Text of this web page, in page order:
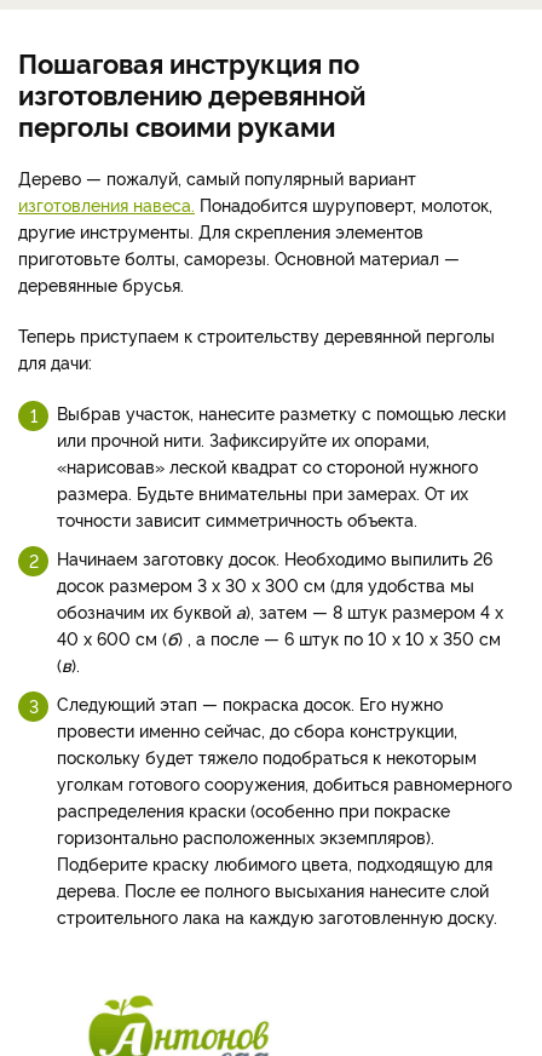
Пошаговая инструкция по
изготовлению деревянной
перголы своими руками
Дерево — пожалуй, самый популярный вариант
изготовления навеса. Понадобится шуруповерт, молоток,
другие инструменты. Для скрепления элементов
приготовьте болты, саморезы. Основной материал —
деревянные брусья.
Теперь приступаем к строительству деревянной перголы
для дачи:
Выбрав участок, нанесите разметку с помощью лески
или прочной нити. Зафиксируйте их опорами,
«нарисовав» леской квадрат со стороной нужного
размера. Будьте внимательны при замерах. От их
точности зависит симметричность объекта.
Начинаем заготовку досок. Необходимо выпилить 26
досок размером 3 х 30 х 300 см (для удобства мы
обозначим их буквой а), затем — 8 штук размером 4 х
40 х 600 см (б) , а после — 6 штук по 10 х 10 х 350 см
(в).
Следующий этап — покраска досок. Его нужно
провести именно сейчас, до сбора конструкции,
поскольку будет тяжело подобраться к некоторым
уголкам готового сооружения, добиться равномерного
распределения краски (особенно при покраске
горизонтально расположенных экземпляров).
Подберите краску любимого цвета, подходящую для
дерева. После ее полного высыхания нанесите слой
строительного лака на каждую заготовленную доску.